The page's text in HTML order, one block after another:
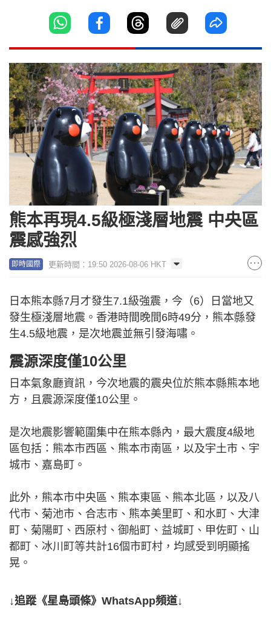
熊本再現4.5級極淺層地震 中央區
震感強烈
即時國際 更新時間：19:50 2026-08-06 HKT
日本熊本縣7月才發生7.1級強震，今（6）日當地又
發生極淺層地震。香港時間晚間6時49分，熊本縣發
生4.5級地震，是次地震並無引發海嘯。
震源深度僅10公里
日本氣象廳資訊，今次地震的震央位於熊本縣熊本地
方，且震源深度僅10公里。
是次地震影響範圍集中在熊本縣內，最大震度4級地
區包括：熊本市西區、熊本市南區，以及宇土市、宇
城市、嘉島町。
此外，熊本市中央區、熊本東區、熊本北區，以及八
代市、菊池市、合志市、熊本美里町、和水町、大津
町、菊陽町、西原村、御船町、益城町、甲佐町、山
都町、冰川町等共計16個市町村，均感受到明顯搖
晃。
↓追蹤《星島頭條》WhatsApp頻道↓